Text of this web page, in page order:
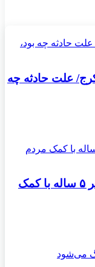
علت حادثه چه
دختر ۹ ساله قربانی سیلاب شد/ خواهر ۵ ساله با کمک